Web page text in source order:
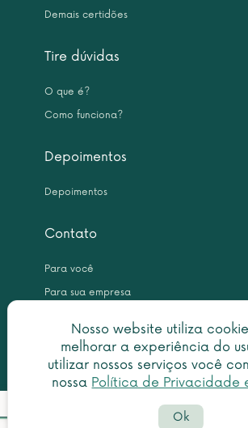
Nosso website utiliza
melhorar a experiência do
utilizar nossos serviços você
nossa Política de Privacidade
Ok
Demais certidões
Tire dúvidas
O que é?
Como funciona?
Depoimentos
Depoimentos
Contato
Para você
Para sua empresa
Copyright © 2026 Leme Inteligência Forense
rights reserved.